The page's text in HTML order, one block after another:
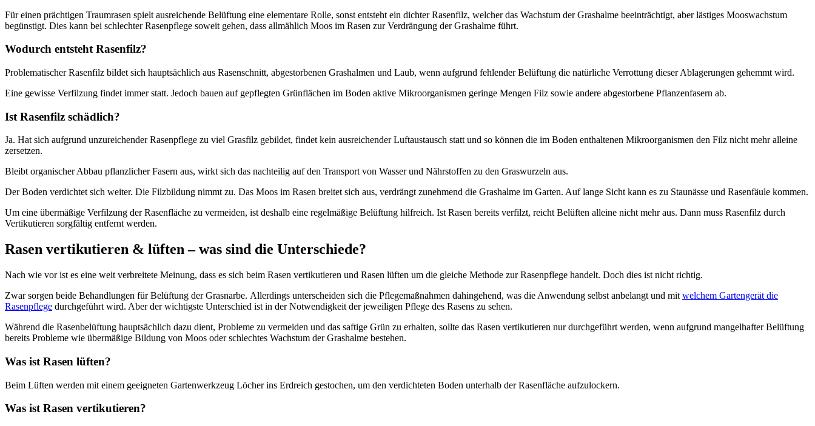
Für einen prächtigen Traumrasen spielt ausreichende Belüftung eine elementare Rolle, sonst entsteht ein dichter Rasenfilz, welcher das Wachstum der Grashalme beeinträchtigt, aber lästiges Mooswachstum
begünstigt. Dies kann bei schlechter Rasenpflege soweit gehen, dass allmählich Moos im Rasen zur Verdrängung der Grashalme führt.
Wodurch entsteht Rasenfilz?
Problematischer Rasenfilz bildet sich hauptsächlich aus Rasenschnitt, abgestorbenen Grashalmen und Laub, wenn aufgrund fehlender Belüftung die natürliche Verrottung dieser Ablagerungen gehemmt wird.
Eine gewisse Verfilzung findet immer statt. Jedoch bauen auf gepflegten Grünflächen im Boden aktive Mikroorganismen geringe Mengen Filz sowie andere abgestorbene Pflanzenfasern ab.
Ist Rasenfilz schädlich?
Ja. Hat sich aufgrund unzureichender Rasenpflege zu viel Grasfilz gebildet, findet kein ausreichender Luftaustausch statt und so können die im Boden enthaltenen Mikroorganismen den Filz nicht mehr alleine
zersetzen.
Bleibt organischer Abbau pflanzlicher Fasern aus, wirkt sich das nachteilig auf den Transport von Wasser und Nährstoffen zu den Graswurzeln aus.
Der Boden verdichtet sich weiter. Die Filzbildung nimmt zu. Das Moos im Rasen breitet sich aus, verdrängt zunehmend die Grashalme im Garten. Auf lange Sicht kann es zu Staunässe und Rasenfäule kommen.
Um eine übermäßige Verfilzung der Rasenfläche zu vermeiden, ist deshalb eine regelmäßige Belüftung hilfreich. Ist Rasen bereits verfilzt, reicht Belüften alleine nicht mehr aus. Dann muss Rasenfilz durch
Vertikutieren sorgfältig entfernt werden.
Rasen vertikutieren & lüften – was sind die Unterschiede?
Nach wie vor ist es eine weit verbreitete Meinung, dass es sich beim Rasen vertikutieren und Rasen lüften um die gleiche Methode zur Rasenpflege handelt. Doch dies ist nicht richtig.
Zwar sorgen beide Behandlungen für Belüftung der Grasnarbe. Allerdings unterscheiden sich die Pflegemaßnahmen dahingehend, was die Anwendung selbst anbelangt und mit welchem Gartengerät die
Rasenpflege durchgeführt wird. Aber der wichtigste Unterschied ist in der Notwendigkeit der jeweiligen Pflege des Rasens zu sehen.
Während die Rasenbelüftung hauptsächlich dazu dient, Probleme zu vermeiden und das saftige Grün zu erhalten, sollte das Rasen vertikutieren nur durchgeführt werden, wenn aufgrund mangelhafter Belüftung
bereits Probleme wie übermäßige Bildung von Moos oder schlechtes Wachstum der Grashalme bestehen.
Was ist Rasen lüften?
Beim Lüften werden mit einem geeigneten Gartenwerkzeug Löcher ins Erdreich gestochen, um den verdichteten Boden unterhalb der Rasenfläche aufzulockern.
Was ist Rasen vertikutieren?